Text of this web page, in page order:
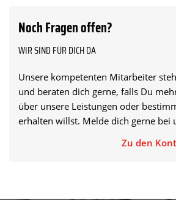
Noch Fragen offen?
WIR SIND FÜR DICH DA
Unsere kompetenten Mitarbeiter
und beraten dich gerne, falls Du
über unsere Leistungen oder
erhalten willst. Melde dich gerne bei
Zu den